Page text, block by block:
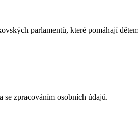
parlamentů, které pomáhají
se zpracováním osobních údajů.